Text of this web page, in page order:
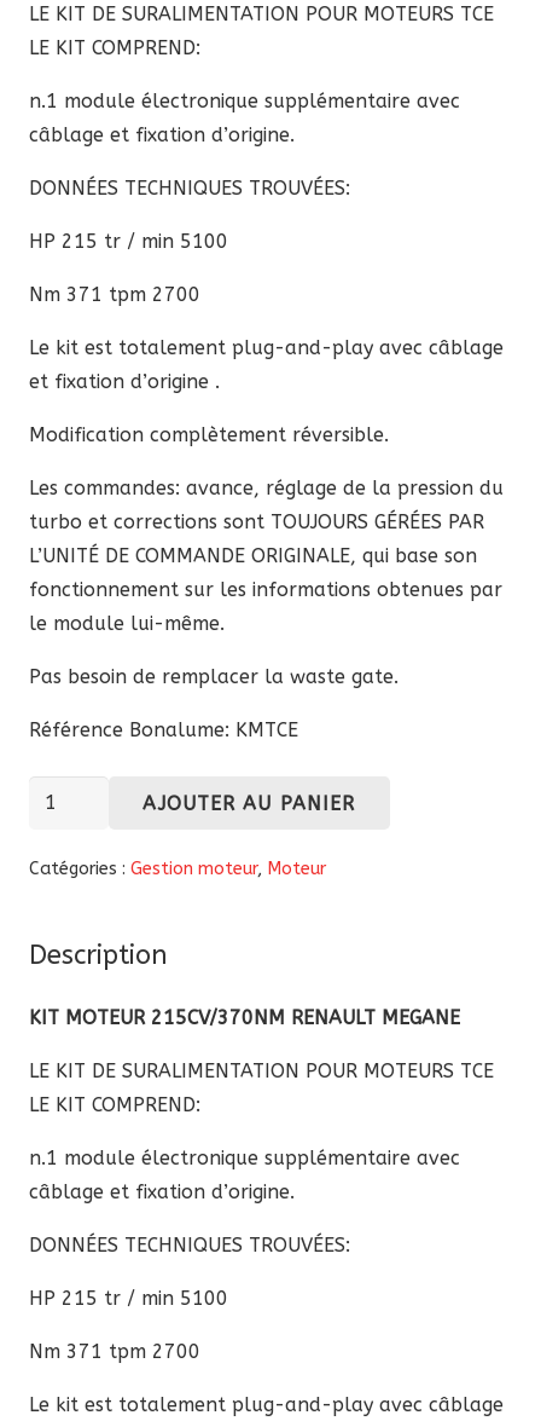
initial
était :
568,70 €.
actuel
511,83 €.
LE KIT DE SURALIMENTATION POUR MOTEURS TCE
LE KIT COMPREND:
n.1 module électronique supplémentaire avec
câblage et fixation d’origine.
DONNÉES TECHNIQUES TROUVÉES:
HP 215 tr / min 5100
Nm 371 tpm 2700
Le kit est totalement plug-and-play avec câblage
et fixation d’origine .
Modification complètement réversible.
Les commandes: avance, réglage de la pression du
turbo et corrections sont TOUJOURS GÉRÉES PAR
L’UNITÉ DE COMMANDE ORIGINALE, qui base son
fonctionnement sur les informations obtenues par
le module lui-même.
Pas besoin de remplacer la waste gate.
Référence Bonalume: KMTCE
quantité
Kit
Renault
coupe
AJOUTER AU PANIER
Catégories : Gestion moteur, Moteur
Description
KIT MOTEUR 215CV/370NM RENAULT MEGANE
LE KIT DE SURALIMENTATION POUR MOTEURS TCE
LE KIT COMPREND:
n.1 module électronique supplémentaire avec
câblage et fixation d’origine.
DONNÉES TECHNIQUES TROUVÉES:
HP 215 tr / min 5100
Nm 371 tpm 2700
Le kit est totalement plug-and-play avec câblage